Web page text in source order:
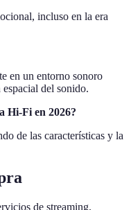
incluso en la era
en un entorno sonoro
del sonido.
Hi-Fi en 2026?
de las características y la
de streaming.